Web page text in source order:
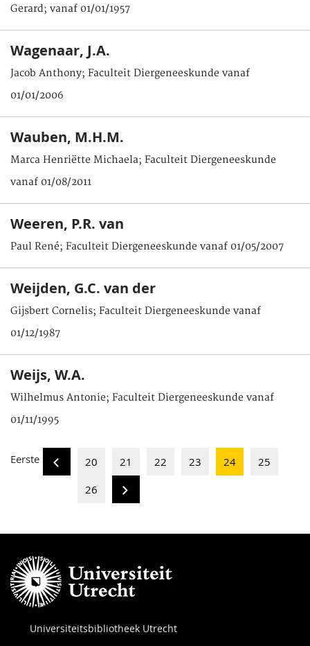
Gerard; vanaf 01/01/1957
Wagenaar, J.A.
Jacob Anthony; Faculteit Diergeneeskunde vanaf
01/01/2006
Wauben, M.H.M.
Marca Henriëtte Michaela; Faculteit Diergeneeskunde
vanaf 01/08/2011
Weeren, P.R. van
Paul René; Faculteit Diergeneeskunde vanaf 01/05/2007
Weijden, G.C. van der
Gijsbert Cornelis; Faculteit Diergeneeskunde vanaf
01/12/1987
Weijs, W.A.
Wilhelmus Antonie; Faculteit Diergeneeskunde vanaf
01/11/1995
Eerste 20 21 22 23 24
25
26
Universiteitsbibliotheek Utrecht